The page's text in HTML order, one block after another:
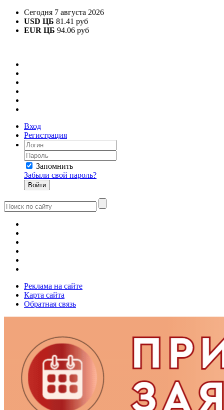
Сегодня 7 августа 2026
USD ЦБ 81.41 руб
EUR ЦБ 94.06 руб
Вход
Регистрация
Запомнить
Забыли свой пароль?
Реклама на сайте
Карта сайта
Обратная связь